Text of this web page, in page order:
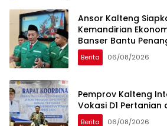
Ansor Kalteng
Kemandirian
Banser Bantu
Berita 06/08/2026
Pemprov Kalteng
Vokasi D1 Pertanian
Berita 06/08/2026